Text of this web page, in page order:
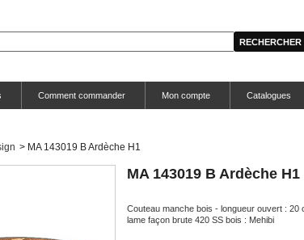
Comment commander Mon compte Catalogues
> MA 143019 B Ardèche H1
MA 143019 B Ardèche H1
Couteau manche bois - longueur ouvert : 20
lame façon brute 420 SS bois : Mehibi